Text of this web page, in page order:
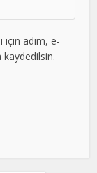
için adım, e-
kaydedilsin.